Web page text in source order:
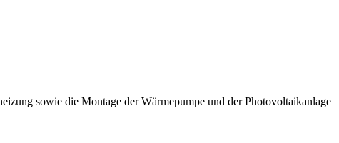
sowie die Montage der Wärmepumpe und der Photovoltaikanlage